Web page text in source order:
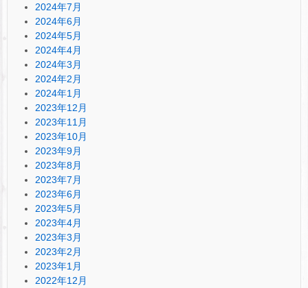
2024年7月
2024年6月
2024年5月
2024年4月
2024年3月
2024年2月
2024年1月
2023年12月
2023年11月
2023年10月
2023年9月
2023年8月
2023年7月
2023年6月
2023年5月
2023年4月
2023年3月
2023年2月
2023年1月
2022年12月